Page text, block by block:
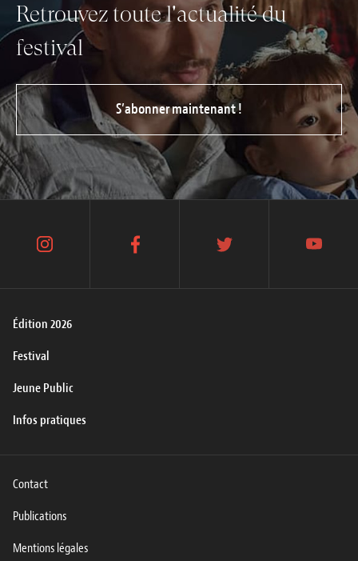
Retrouvez toute l'actualité du
festival
S’abonner maintenant !
Édition 2026
Festival
Jeune Public
Infos pratiques
instagram facebook twitter youtube
Contact
Publications
Mentions légales